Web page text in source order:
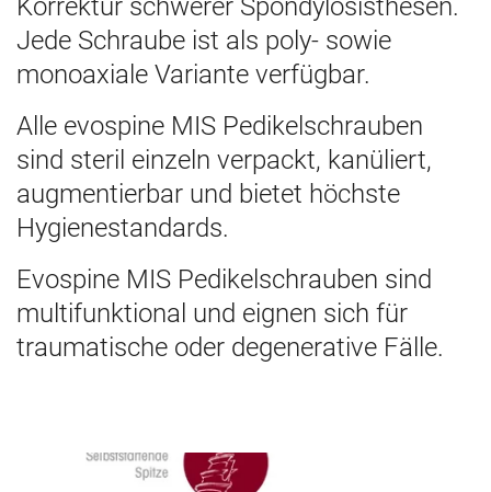
Korrektur schwerer Spondylosisthesen.
Jede Schraube ist als poly- sowie
monoaxiale Variante verfügbar.
Alle evospine MIS Pedikelschrauben
sind steril einzeln verpackt, kanüliert,
augmentierbar und bietet höchste
Hygienestandards.
Evospine MIS Pedikelschrauben sind
multifunktional und eignen sich für
traumatische oder degenerative Fälle.